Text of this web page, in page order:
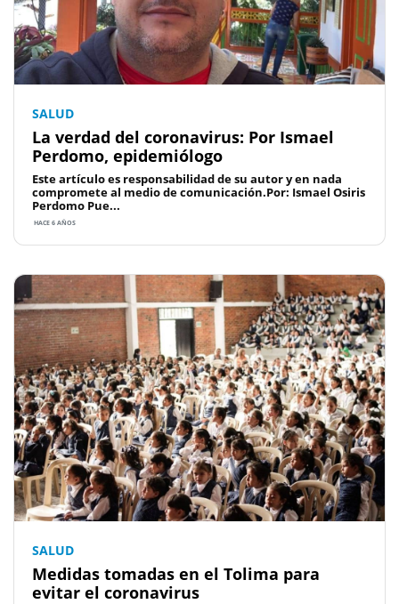
SALUD
La verdad del coronavirus: Por Ismael
Perdomo, epidemiólogo
Este artículo es responsabilidad de su autor y en nada
compromete al medio de comunicación.Por: Ismael Osiris
Perdomo Pue...
HACE 6 AÑOS
SALUD
Medidas tomadas en el Tolima para
evitar el coronavirus